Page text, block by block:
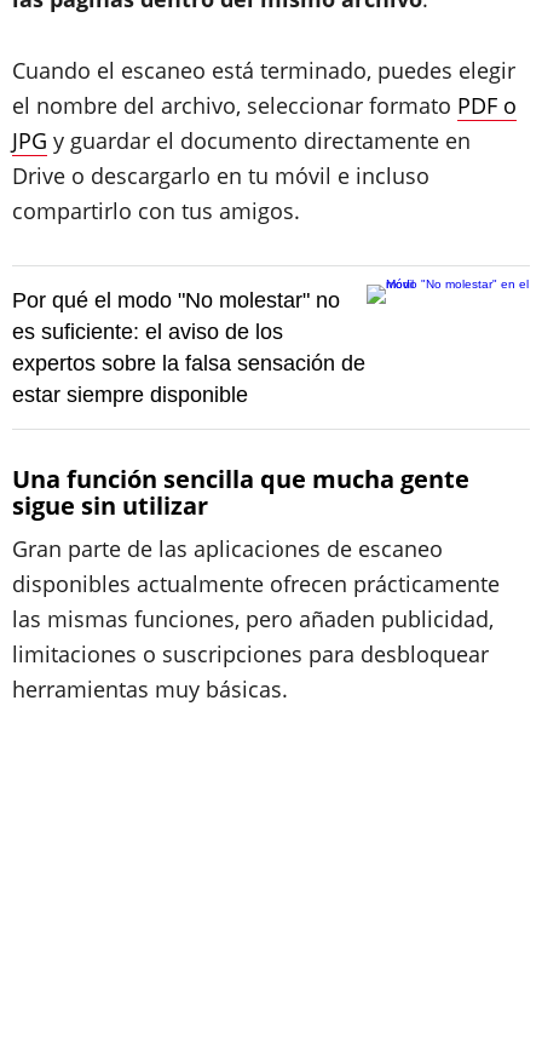
Cuando el escaneo está terminado, puedes elegir
el nombre del archivo, seleccionar formato PDF o
JPG y guardar el documento directamente en
Drive o descargarlo en tu móvil e incluso
compartirlo con tus amigos.
Por qué el modo "No molestar" no
es suficiente: el aviso de los
expertos sobre la falsa sensación de
estar siempre disponible
Una función sencilla que mucha gente
sigue sin utilizar
Gran parte de las aplicaciones de escaneo
disponibles actualmente ofrecen prácticamente
las mismas funciones, pero añaden publicidad,
limitaciones o suscripciones para desbloquear
herramientas muy básicas.